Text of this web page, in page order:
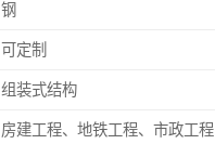
钢
可定制
组装式结构
房建工程、地铁工程、市政工程